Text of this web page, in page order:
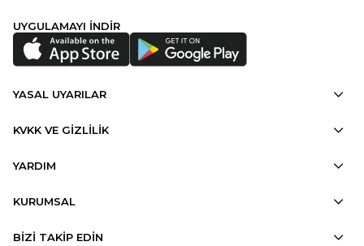
UYGULAMAYI İNDİR
YASAL UYARILAR
KVKK VE GİZLİLİK
YARDIM
KURUMSAL
BİZİ TAKİP EDİN